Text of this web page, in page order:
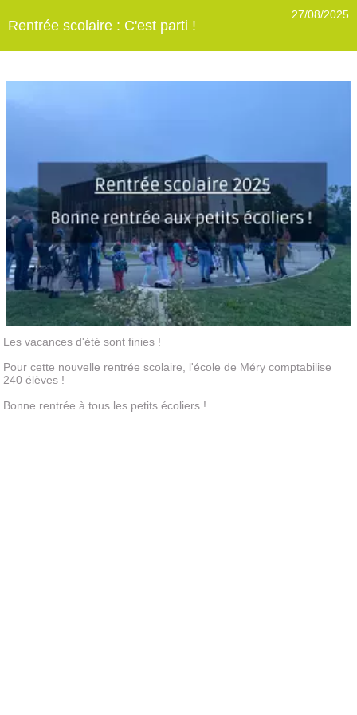
Rentrée scolaire : C'est parti !
27/08/2025
Les vacances d'été sont finies !
Pour cette nouvelle rentrée scolaire, l'école de Méry comptabilise
240 élèves !
Bonne rentrée à tous les petits écoliers !